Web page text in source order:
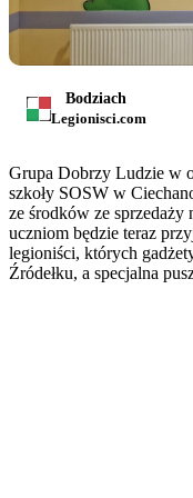
Bodziach
Legionisci.com
Grupa Dobrzy Ludzie w
szkoły SOSW w
ze środków ze sprzedaży
uczniom będzie teraz
legioniści, których
Źródełku, a specjalna